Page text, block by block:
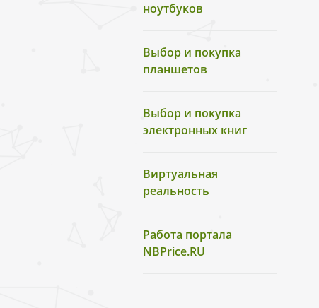
ноутбуков
Выбор и покупка
планшетов
Выбор и покупка
электронных книг
Виртуальная
реальность
Работа портала
NBPrice.RU